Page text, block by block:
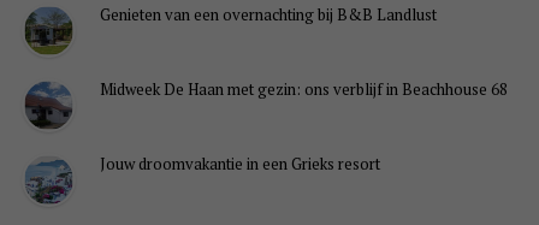
Genieten van een overnachting bij B&B Landlust
Midweek De Haan met gezin: ons verblijf in Beachhouse 68
Jouw droomvakantie in een Grieks resort